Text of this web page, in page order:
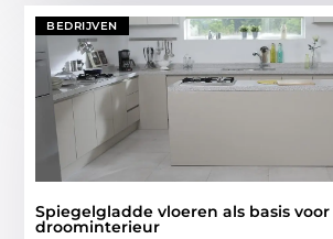
BEDRIJVEN
Spiegelgladde vloeren als basis
droominterieur